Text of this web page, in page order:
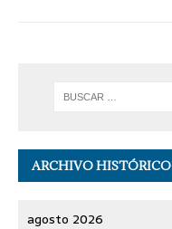
ARCHIVO HISTÓRICO
agosto 2026